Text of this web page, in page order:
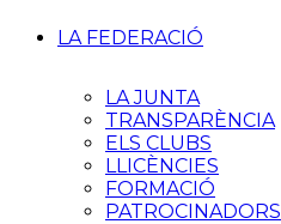
LA FEDERACIÓ
LA JUNTA
TRANSPARÈNCIA
ELS CLUBS
LLICÈNCIES
FORMACIÓ
PATROCINADORS